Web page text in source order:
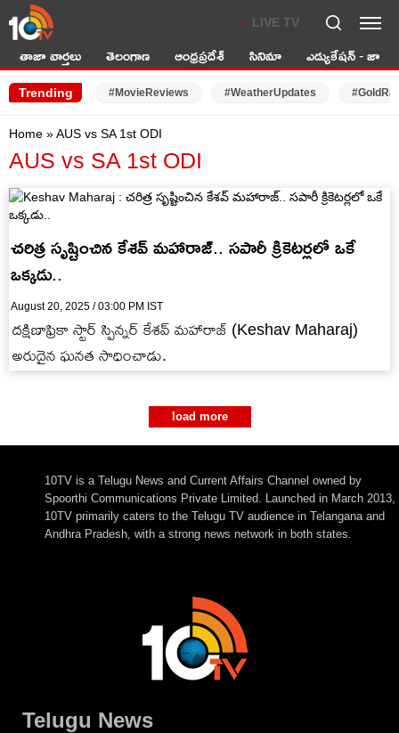
LIVE TV
తాజా వార్తలు తెలంగాణ ఆంధ్రప్రదేశ్ సినిమా ఎడ్యుకేషన్ - జాబ్స్
Trending #MovieReviews #WeatherUpdates
Home »AUS vs SA 1st ODI
AUS vs SA 1st ODI
చరిత్ర సృష్టించిన కేశవ్‌ మ‌హారాజ్.. స‌పారీ క్రికెట‌ర్ల‌లో ఒకే
ఒక్కడు..
August 20, 2025 / 03:00 PM IST
ద‌క్షిణాఫ్రికా స్టార్ స్పిన్న‌ర్ కేశ‌వ్ మ‌హారాజ్ (Keshav Maharaj)
అరుదైన ఘ‌న‌త సాధించాడు.
load more
10TV is a Telugu News and Current Affairs Channel owned by
Spoorthi Communications Private Limited. Launched in March 2013,
10TV primarily caters to the Telugu TV audience in Telangana and
Andhra Pradesh, with a strong news network in both states.
Telugu News